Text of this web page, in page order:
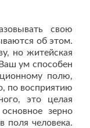
свою
об этом.
но житейская
ум способен
полю,
по восприятию
это целая
зерно
поля человека.